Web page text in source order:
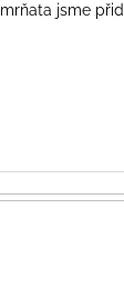
jsme
435 Kč